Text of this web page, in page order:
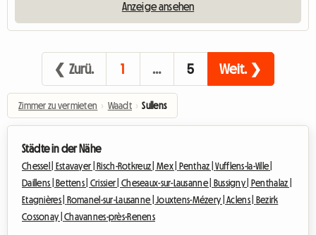
Anzeige ansehen
❮ Zurü. 1 … 5 Weit. ❯
Zimmer zu vermieten › Waadt › Sullens
Städte in der Nähe
Chessel | Estavayer | Risch-Rotkreuz | Mex | Penthaz |Vufflens-la-Ville |
Daillens |
Bettens | Crissier | Cheseaux-sur-Lausanne | Bussigny |
Penthalaz |
Etagnières |
Romanel-sur-Lausanne |Jouxtens-Mézery |Aclens |
Bezirk
Cossonay |Chavannes-près-Renens